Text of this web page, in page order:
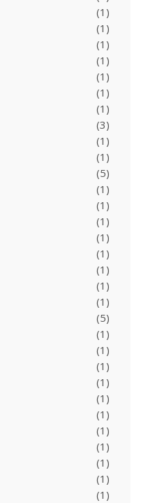
(1)
(1)
(1)
(1)
(1)
(1)
(1)
(3)
(1)
(1)
(5)
(1)
(1)
(1)
(1)
(1)
(1)
(1)
(1)
(5)
(1)
(1)
(1)
(1)
(1)
(1)
(1)
(1)
(1)
(1)
(1)